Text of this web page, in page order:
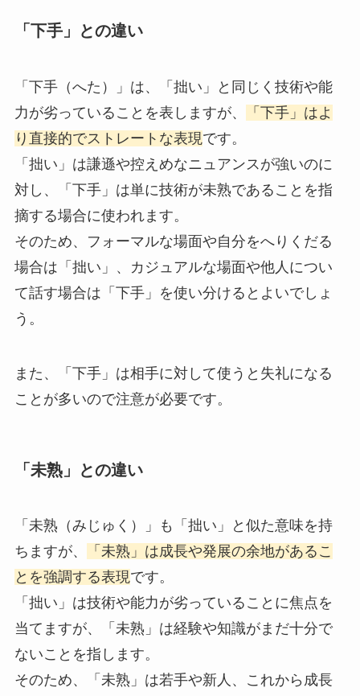
「下手」との違い
「下手（へた）」は、「拙い」と同じく技術や能
力が劣っていることを表しますが、
「下手」はよ
り直接的でストレートな表現です。
「拙い」は謙遜や控えめなニュアンスが強いのに
対し、「下手」は単に技術が未熟であることを指
摘する場合に使われます。
そのため、フォーマルな場面や自分をへりくだる
場合は「拙い」、カジュアルな場面や他人につい
て話す場合は「下手」を使い分けるとよいでしょ
う。
また、「下手」は相手に対して使うと失礼になる
ことが多いので注意が必要です。
「未熟」との違い
「未熟（みじゅく）」も「拙い」と似た意味を持
ちますが、
「未熟」は成長や発展の余地があるこ
とを強調する表現です。
「拙い」は技術や能力が劣っていることに焦点を
当てますが、「未熟」は経験や知識がまだ十分で
ないことを指します。
そのため、「未熟」は若手や新人、これから成長